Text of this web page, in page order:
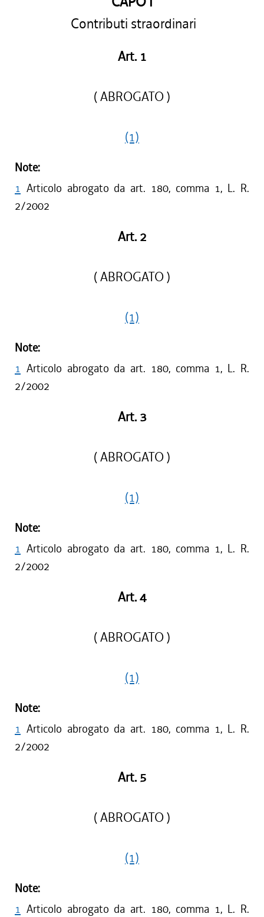
Contributi straordinari
Art. 1
( ABROGATO )
(1)
Note:
1 Articolo abrogato da art. 180, comma 1, L. R.
2/2002
Art. 2
( ABROGATO )
(1)
Note:
1 Articolo abrogato da art. 180, comma 1, L. R.
2/2002
Art. 3
( ABROGATO )
(1)
Note:
1 Articolo abrogato da art. 180, comma 1, L. R.
2/2002
Art. 4
( ABROGATO )
(1)
Note:
1 Articolo abrogato da art. 180, comma 1, L. R.
2/2002
Art. 5
( ABROGATO )
(1)
Note:
1 Articolo abrogato da art. 180, comma 1, L. R.